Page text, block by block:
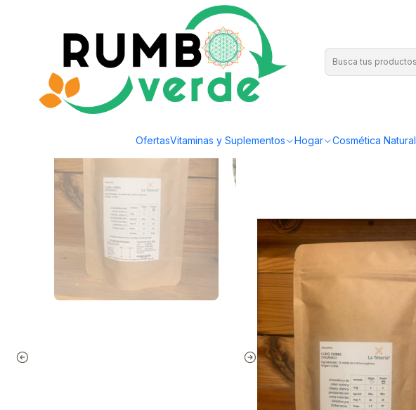
OfertasVitaminas y Suplementos Hogar Cosmética Natural
Envío gratis por compras sobre los 59.990 en la provincia de Santiago
Bebidas Naturales Té, Café y Mate La Tetería - Te verde Lung Ching orgánico 50gr